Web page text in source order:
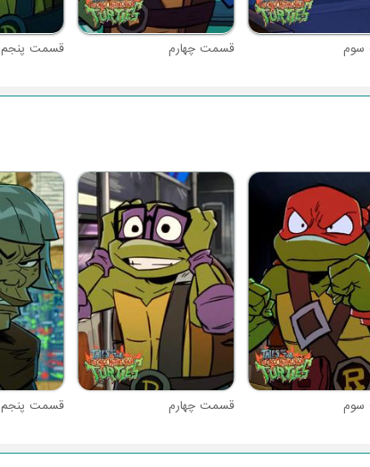
قسمت چهارم قسمت پنجم
قسمت چهارم قسمت پنجم